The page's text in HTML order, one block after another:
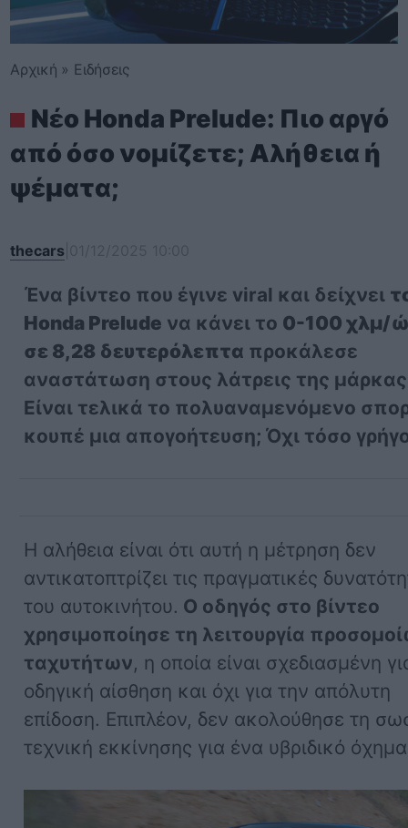
Αρχική » Ειδήσεις
Νέο Honda Prelude: Πιο αργό
από όσο νομίζετε; Αλήθεια ή
ψέματα;
thecars
Ένα βίντεο που έγινε viral και δείχνει
Honda Prelude να κάνει το 0-100 χλμ/
σε 8,28 δευτερόλεπτα προκάλεσε
αναστάτωση στους λάτρεις της
Είναι τελικά το πολυαναμενόμενο
κουπέ μια απογοήτευση; Όχι τόσο
Η αλήθεια είναι ότι αυτή η μέτρηση δεν
αντικατοπτρίζει τις πραγματικές
του αυτοκινήτου. Ο οδηγός στο βίντεο
χρησιμοποίησε τη λειτουργία
ταχυτήτων, η οποία είναι σχεδιασμένη
οδηγική αίσθηση και όχι για την απόλυτη
επίδοση. Επιπλέον, δεν ακολούθησε τη
τεχνική εκκίνησης για ένα υβριδικό